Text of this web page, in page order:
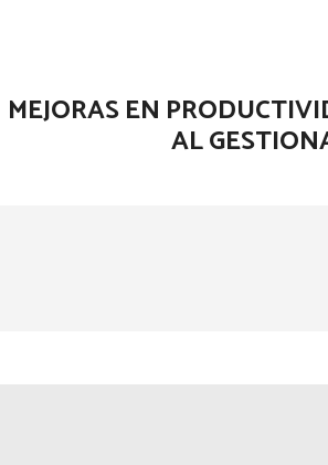
MEJORAS EN
AL